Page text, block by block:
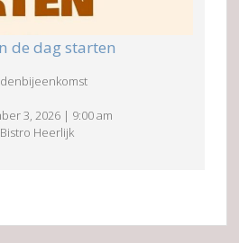
de dag starten
3, 2026 | 9:00 am
Bistro Heerlijk